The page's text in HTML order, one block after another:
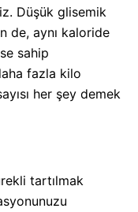
Düşük glisemik
de, aynı kaloride
sahip
fazla kilo
her şey demek
tartılmak